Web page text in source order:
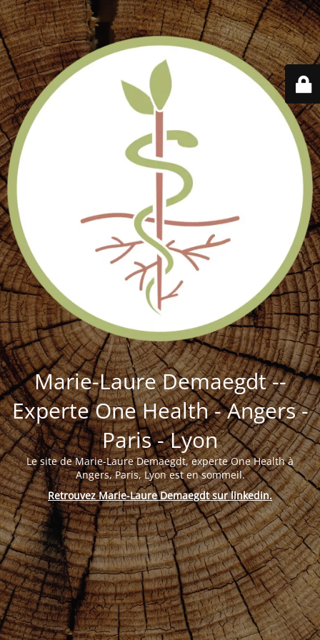
Marie-Laure Demaegdt --
Experte One Health - Angers -
Paris - Lyon
Le site de Marie-Laure Demaegdt, experte One Health à
Angers, Paris, Lyon est en sommeil.
Retrouvez Marie-Laure Demaegdt sur linkedin.